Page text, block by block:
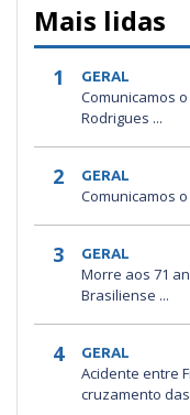
Mais lidas
1 GERAL
Comunicamos
Rodrigues ...
2 GERAL
Comunicamos
3 GERAL
Morre aos 71
Brasiliense ...
4 GERAL
Acidente entre
cruzamento das